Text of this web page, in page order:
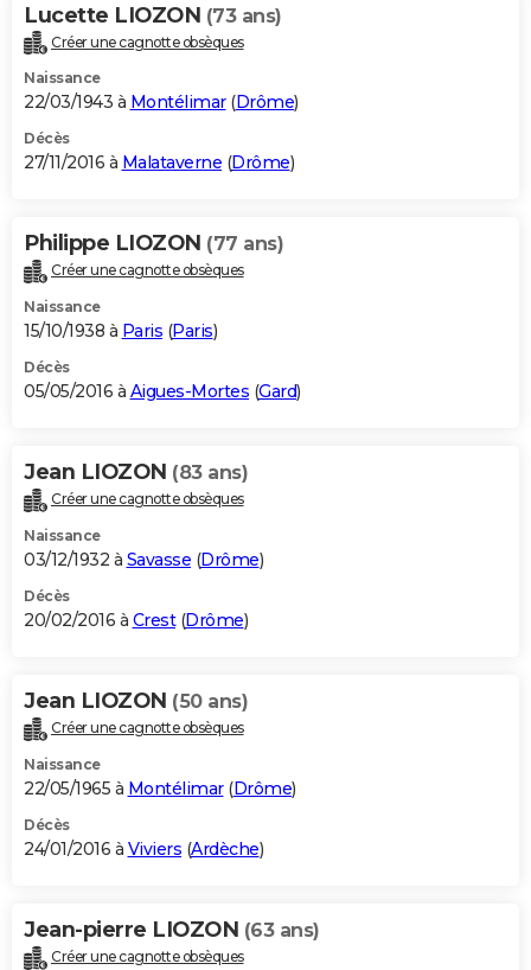
Lucette LIOZON (73 ans)
Créer une cagnotte obsèques
Naissance
22/03/1943 à Montélimar(Drôme)
Décès
27/11/2016 à Malataverne (Drôme)
Philippe LIOZON (77 ans)
Créer une cagnotte obsèques
Naissance
15/10/1938 à Paris (Paris)
Décès
05/05/2016 à Aigues-Mortes (Gard)
Jean LIOZON (83 ans)
Créer une cagnotte obsèques
Naissance
03/12/1932 à Savasse (Drôme)
Décès
20/02/2016 à Crest(Drôme)
Jean LIOZON (50 ans)
Créer une cagnotte obsèques
Naissance
22/05/1965 à Montélimar(Drôme)
Décès
24/01/2016 à Viviers (Ardèche)
Jean-pierre LIOZON (63 ans)
Créer une cagnotte obsèques